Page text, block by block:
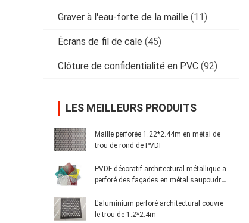
Graver à l'eau-forte de la maille (11)
Écrans de fil de cale (45)
Clôture de confidentialité en PVC (92)
LES MEILLEURS PRODUITS
Maille perforée 1.22*2.44m en métal de
trou de rond de PVDF
PVDF décoratif architectural métallique a
perforé des façades en métal saupoudre
L'aluminium perforé architectural couvre
le trou de 1.2*2.4m